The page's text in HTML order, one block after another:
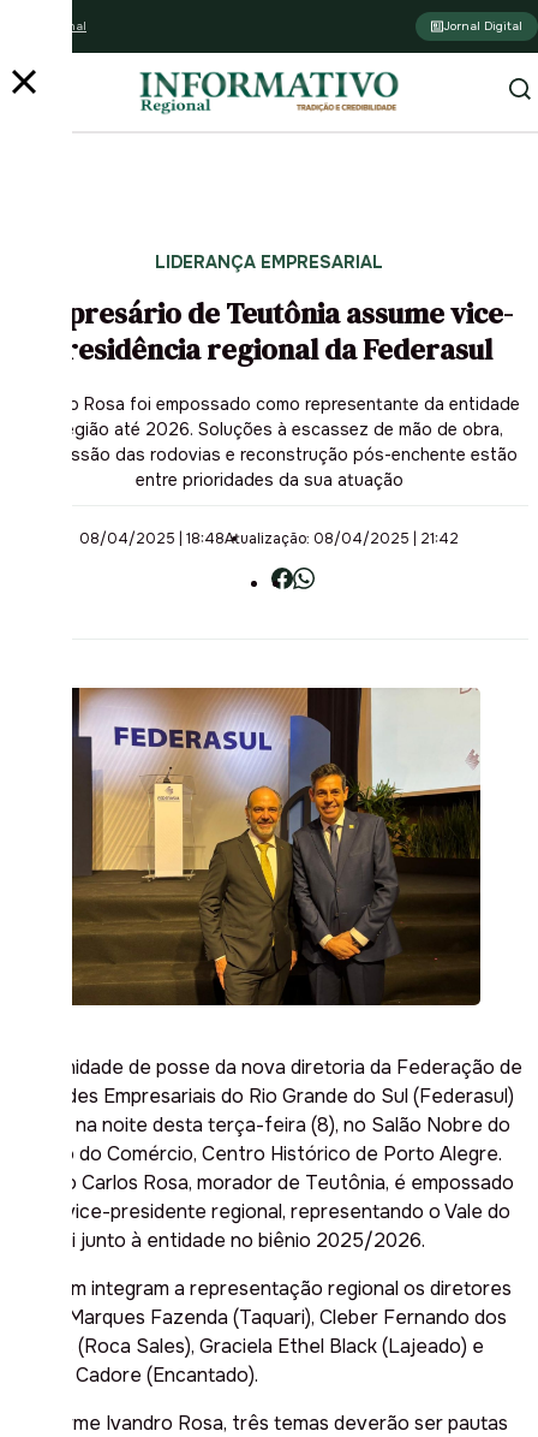
Assine o jornal Jornal Digital
LIDERANÇA EMPRESARIAL
Empresário de Teutônia assume vice-
presidência regional da Federasul
Ivandro Rosa foi empossado como representante da entidade
na região até 2026. Soluções à escassez de mão de obra,
concessão das rodovias e reconstrução pós-enchente estão
entre prioridades da sua atuação
08/04/2025 | 18:48Atualização: 08/04/2025 | 21:42
A solenidade de posse da nova diretoria da Federação de
Entidades Empresariais do Rio Grande do Sul (Federasul)
ocorre na noite desta terça-feira (8), no Salão Nobre do
Palácio do Comércio, Centro Histórico de Porto Alegre.
Ivandro Carlos Rosa, morador de Teutônia, é empossado
como vice-presidente regional, representando o Vale do
Taquari junto à entidade no biênio 2025/2026.
Também integram a representação regional os diretores
César Marques Fazenda (Taquari), Cleber Fernando dos
Santos (Roca Sales), Graciela Ethel Black (Lajeado) e
Raquel Cadore (Encantado).
Conforme Ivandro Rosa, três temas deverão ser pautas